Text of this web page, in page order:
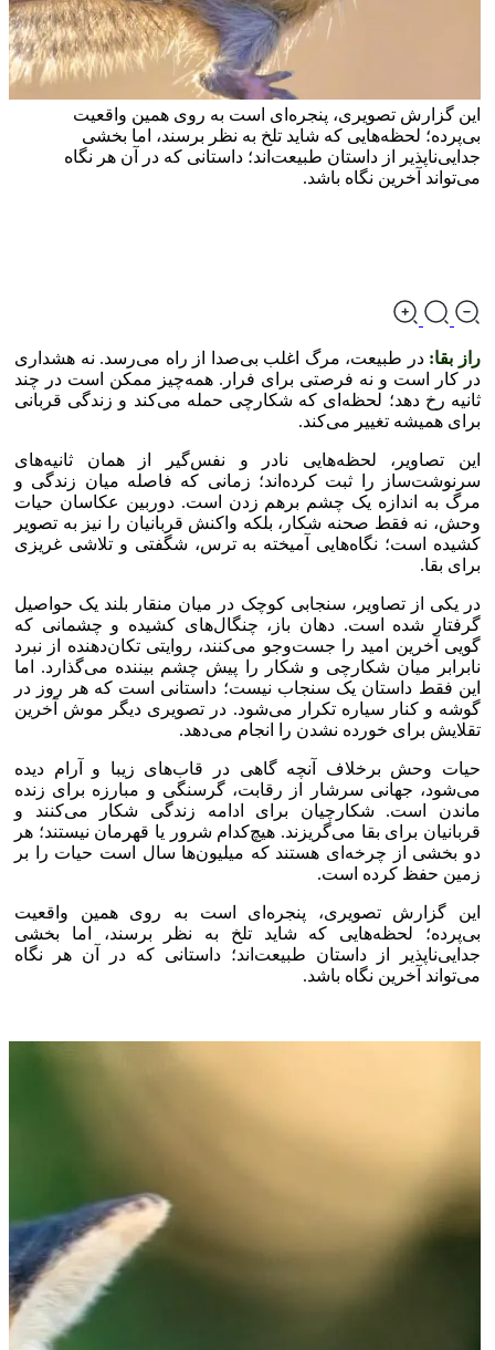
این گزارش تصویری، پنجره‌ای است به روی همین واقعیت
بی‌پرده؛ لحظه‌هایی که شاید تلخ به نظر برسند، اما بخشی
جدایی‌ناپذیر از داستان طبیعت‌اند؛ داستانی که در آن هر نگاه
می‌تواند آخرین نگاه باشد.
راز بقا:در طبیعت، مرگ اغلب بی‌صدا از راه می‌رسد. نه هشداری
در کار است و نه فرصتی برای فرار. همه‌چیز ممکن است در چند
ثانیه رخ دهد؛ لحظه‌ای که شکارچی حمله می‌کند و زندگی قربانی
برای همیشه تغییر می‌کند.
این تصاویر، لحظه‌هایی نادر و نفس‌گیر از همان ثانیه‌های
سرنوشت‌ساز را ثبت کرده‌اند؛ زمانی که فاصله میان زندگی و
مرگ به اندازه یک چشم برهم زدن است. دوربین عکاسان حیات
وحش، نه فقط صحنه شکار، بلکه واکنش قربانیان را نیز به تصویر
کشیده است؛ نگاه‌هایی آمیخته به ترس، شگفتی و تلاشی غریزی
برای بقا.
در یکی از تصاویر، سنجابی کوچک در میان منقار بلند یک حواصیل
گرفتار شده است. دهان باز، چنگال‌های کشیده و چشمانی که
گویی آخرین امید را جست‌وجو می‌کنند، روایتی تکان‌دهنده از نبرد
نابرابر میان شکارچی و شکار را پیش چشم بیننده می‌گذارد. اما
این فقط داستان یک سنجاب نیست؛ داستانی است که هر روز در
گوشه و کنار سیاره تکرار می‌شود. در تصویری دیگر موش آخرین
تقلایش برای خورده نشدن را انجام می‌دهد.
حیات وحش برخلاف آنچه گاهی در قاب‌های زیبا و آرام دیده
می‌شود، جهانی سرشار از رقابت، گرسنگی و مبارزه برای زنده
ماندن است. شکارچیان برای ادامه زندگی شکار می‌کنند و
قربانیان برای بقا می‌گریزند. هیچ‌کدام شرور یا قهرمان نیستند؛ هر
دو بخشی از چرخه‌ای هستند که میلیون‌ها سال است حیات را بر
زمین حفظ کرده است.
این گزارش تصویری، پنجره‌ای است به روی همین واقعیت
بی‌پرده؛ لحظه‌هایی که شاید تلخ به نظر برسند، اما بخشی
جدایی‌ناپذیر از داستان طبیعت‌اند؛ داستانی که در آن هر نگاه
می‌تواند آخرین نگاه باشد.